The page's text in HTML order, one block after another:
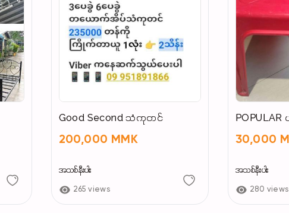
Good Second သံကုတင်
200,000 MMK
အသစ်နီးပါး
265 views
30,000
အသစ်နီးပါး
280 views